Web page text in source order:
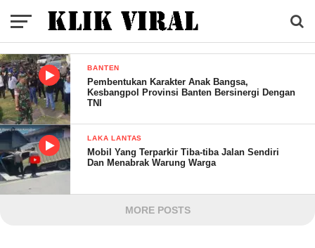
BANTEN
Pembentukan Karakter Anak Bangsa,
Kesbangpol Provinsi Banten Bersinergi Dengan
TNI
LAKA LANTAS
Mobil Yang Terparkir Tiba-tiba Jalan Sendiri
Dan Menabrak Warung Warga
MORE POSTS